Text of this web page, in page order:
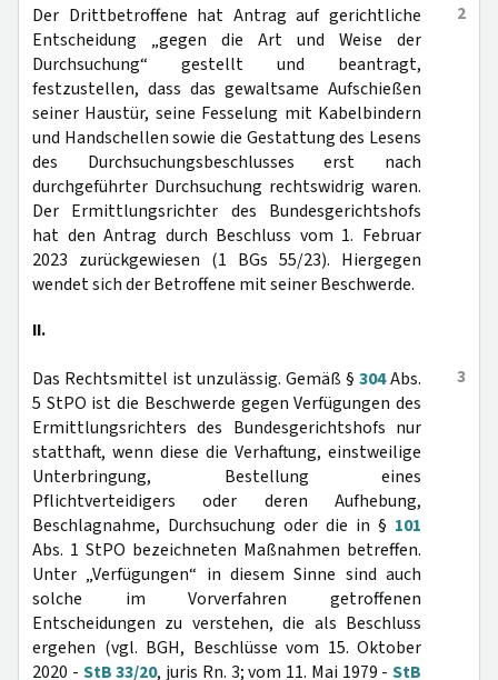
2
Der Drittbetroffene hat Antrag auf gerichtliche
Entscheidung „gegen die Art und Weise der
Durchsuchung“ gestellt und beantragt,
festzustellen, dass das gewaltsame Aufschießen
seiner Haustür, seine Fesselung mit Kabelbindern
und Handschellen sowie die Gestattung des Lesens
des Durchsuchungsbeschlusses erst nach
durchgeführter Durchsuchung rechtswidrig waren.
Der Ermittlungsrichter des Bundesgerichtshofs
hat den Antrag durch Beschluss vom 1. Februar
2023 zurückgewiesen (1 BGs 55/23). Hiergegen
wendet sich der Betroffene mit seiner Beschwerde.
II.
3
Das Rechtsmittel ist unzulässig. Gemäß § 304Abs.
5 StPO ist die Beschwerde gegen Verfügungen des
Ermittlungsrichters des Bundesgerichtshofs nur
statthaft, wenn diese die Verhaftung, einstweilige
Unterbringung, Bestellung eines
Pflichtverteidigers oder deren Aufhebung,
Beschlagnahme, Durchsuchung oder die in § 101
Abs. 1 StPO bezeichneten Maßnahmen betreffen.
Unter „Verfügungen“ in diesem Sinne sind auch
solche im Vorverfahren getroffenen
Entscheidungen zu verstehen, die als Beschluss
ergehen (vgl. BGH, Beschlüsse vom 15. Oktober
2020 - StB 33/20, juris Rn. 3; vom 11. Mai 1979 - StB